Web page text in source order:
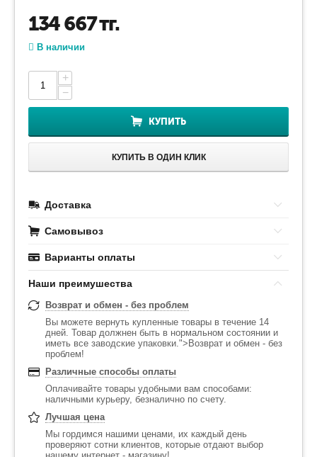
134 667тг.
В наличии
+
−
КУПИТЬ
КУПИТЬ В ОДИН КЛИК
Доставка
Самовывоз
Варианты оплаты
Наши преимушества
Возврат и обмен - без проблем
Вы можете вернуть купленные товары в течение 14
дней. Товар должнен быть в нормальном состоянии и
иметь все заводские упаковки.">Возврат и обмен - без
проблем!
Различные способы оплаты
Оплачивайте товары удобными вам способами:
наличными курьеру, безналично по счету.
Лучшая цена
Мы гордимся нашими ценами, их каждый день
проверяют сотни клиентов, которые отдают выбор